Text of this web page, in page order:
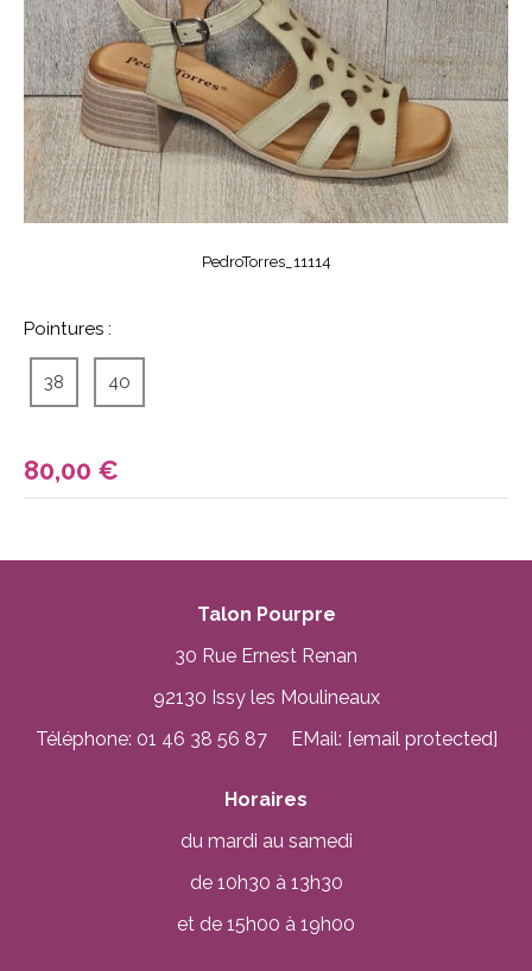
PedroTorres_11114
Pointures :
38 40
80,00 €
Talon Pourpre
30 Rue Ernest Renan
92130 Issy les Moulineaux
Téléphone: 01 46 38 56 87 EMail: [email protected]
Horaires
du mardi au samedi
de 10h30 à 13h30
et de 15h00 à 19h00